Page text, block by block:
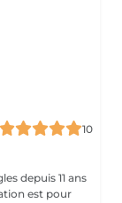
10
depuis 11 ans
est pour